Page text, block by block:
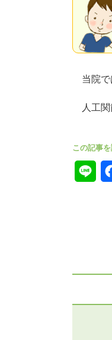
当院
人工